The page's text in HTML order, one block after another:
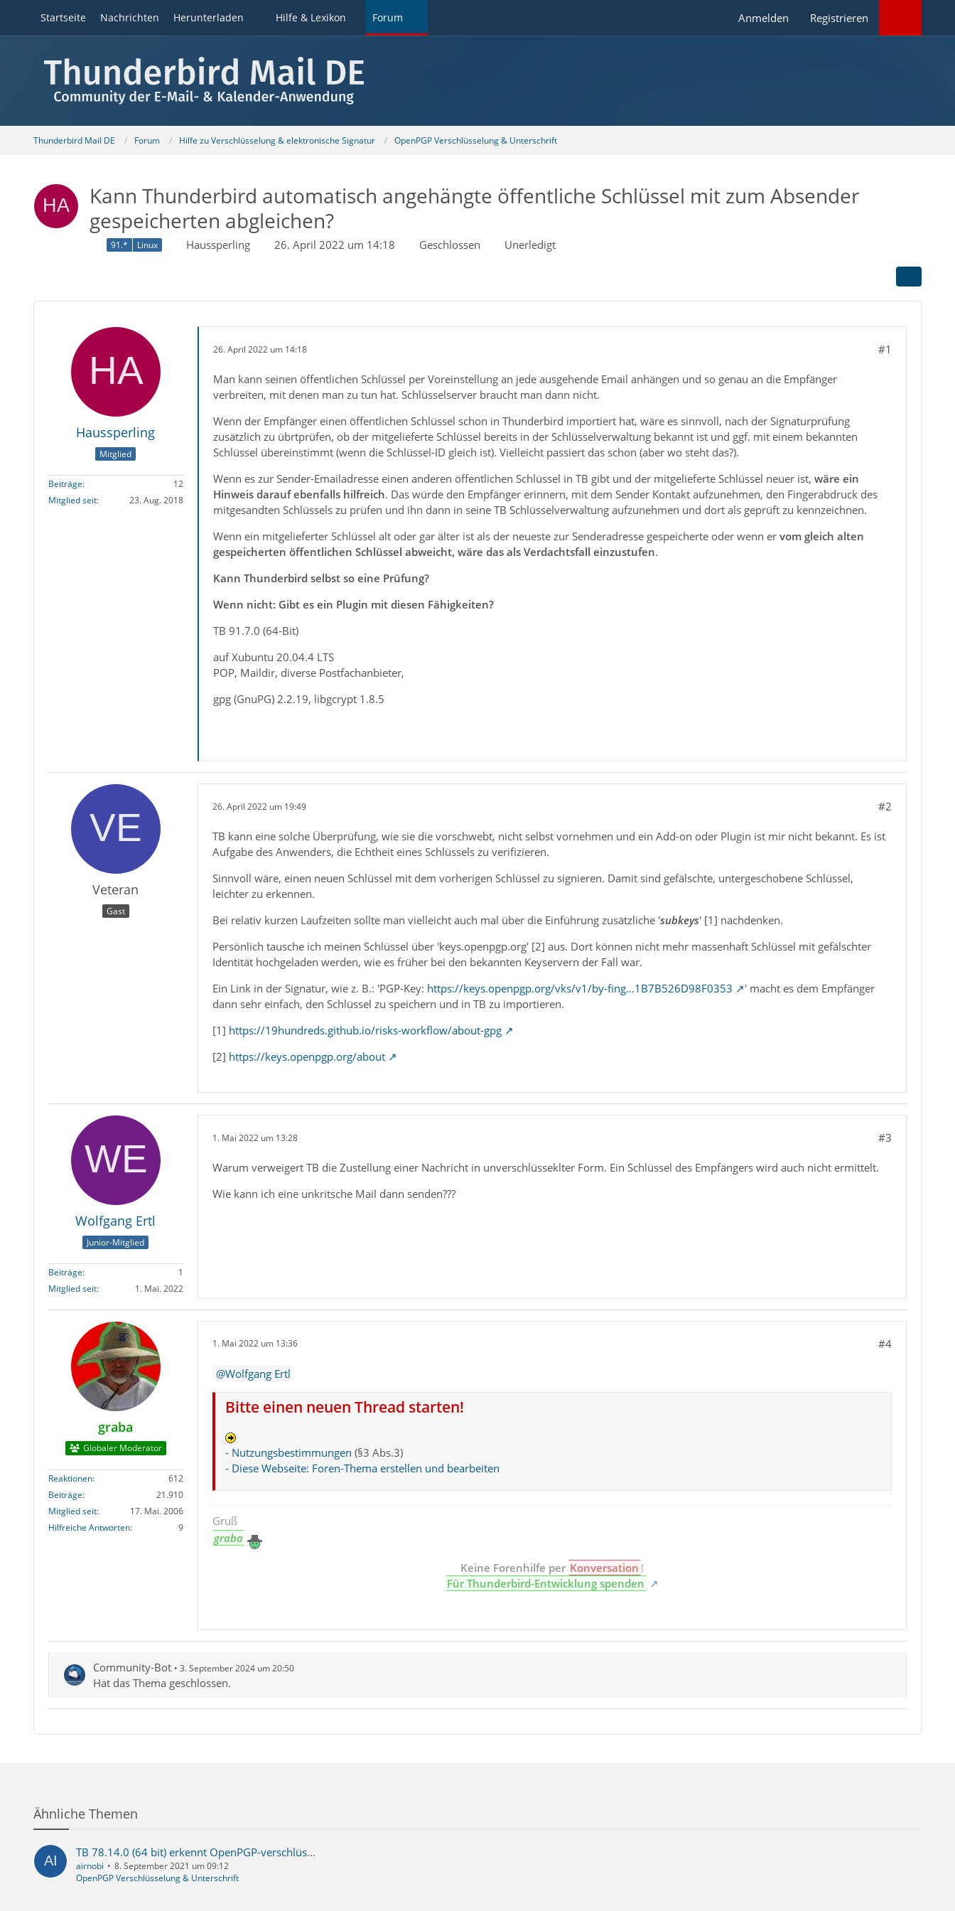
Startseite Nachrichten Herunterladen Hilfe & Lexikon Forum Anmelden Registrieren
Thunderbird Mail DE Forum Hilfe zu Verschlüsselung & elektronische Signatur OpenPGP Verschlüsselung & Unterschrift
Kann Thunderbird automatisch angehängte öffentliche Schlüssel mit zum Absender
gespeicherten abgleichen?
91.* Linux Haussperling 26. April 2022 um 14:18 Geschlossen Unerledigt
Haussperling
Mitglied
Beiträge
12
Mitglied seit
23. Aug. 2018
26. April 2022 um 14:18 #1
Man kann seinen öffentlichen Schlüssel per Voreinstellung an jede ausgehende Email anhängen und so genau an die Empfänger
verbreiten, mit denen man zu tun hat. Schlüsselserver braucht man dann nicht.
Wenn der Empfänger einen öffentlichen Schlüssel schon in Thunderbird importiert hat, wäre es sinnvoll, nach der Signaturprüfung
zusätzlich zu übrtprüfen, ob der mitgelieferte Schlüssel bereits in der Schlüsselverwaltung bekannt ist und ggf. mit einem bekannten
Schlüssel übereinstimmt (wenn die Schlüssel-ID gleich ist). Vielleicht passiert das schon (aber wo steht das?).
Wenn es zur Sender-Emailadresse einen anderen öffentlichen Schlüssel in TB gibt und der mitgelieferte Schlüssel neuer ist, wäre ein
Hinweis darauf ebenfalls hilfreich. Das würde den Empfänger erinnern, mit dem Sender Kontakt aufzunehmen, den Fingerabdruck des
mitgesandten Schlüssels zu prüfen und ihn dann in seine TB Schlüsselverwaltung aufzunehmen und dort als geprüft zu kennzeichnen.
Wenn ein mitgelieferter Schlüssel alt oder gar älter ist als der neueste zur Senderadresse gespeicherte oder wenn er vom gleich alten
gespeicherten öffentlichen Schlüssel abweicht, wäre das als Verdachtsfall einzustufen.
Kann Thunderbird selbst so eine Prüfung?
Wenn nicht: Gibt es ein Plugin mit diesen Fähigkeiten?
TB 91.7.0 (64-Bit)
auf Xubuntu 20.04.4 LTS
POP, Maildir, diverse Postfachanbieter,
gpg (GnuPG) 2.2.19, libgcrypt 1.8.5
Veteran
Gast
26. April 2022 um 19:49 #2
TB kann eine solche Überprüfung, wie sie die vorschwebt, nicht selbst vornehmen und ein Add-on oder Plugin ist mir nicht bekannt. Es ist
Aufgabe des Anwenders, die Echtheit eines Schlüssels zu verifizieren.
Sinnvoll wäre, einen neuen Schlüssel mit dem vorherigen Schlüssel zu signieren. Damit sind gefälschte, untergeschobene Schlüssel,
leichter zu erkennen.
Bei relativ kurzen Laufzeiten sollte man vielleicht auch mal über die Einführung zusätzliche 'subkeys' [1] nachdenken.
Persönlich tausche ich meinen Schlüssel über 'keys.openpgp.org' [2] aus. Dort können nicht mehr massenhaft Schlüssel mit gefälschter
Identität hochgeladen werden, wie es früher bei den bekannten Keyservern der Fall war.
Ein Link in der Signatur, wie z. B.: 'PGP-Key: https://keys.openpgp.org/vks/v1/by-fing…1B7B526D98F0353
' macht es dem Empfänger
dann sehr einfach, den Schlüssel zu speichern und in TB zu importieren.
[1] https://19hundreds.github.io/risks-workflow/about-gpg
[2] https://keys.openpgp.org/about
Wolfgang Ertl
Junior-Mitglied
Beiträge
1
Mitglied seit
1. Mai. 2022
1. Mai 2022 um 13:28 #3
Warum verweigert TB die Zustellung einer Nachricht in unverschlüsseklter Form. Ein Schlüssel des Empfängers wird auch nicht ermittelt.
Wie kann ich eine unkritsche Mail dann senden???
graba
Globaler Moderator
Reaktionen
612
Beiträge
21.910
Mitglied seit
17. Mai. 2006
Hilfreiche Antworten
9
1. Mai 2022 um 13:36 #4
Wolfgang Ertl
Bitte einen neuen Thread starten!
- Nutzungsbestimmungen (§3 Abs.3)
- Diese Webseite: Foren-Thema erstellen und bearbeiten
Gruß
graba
Keine Forenhilfe per Konversation !
Für Thunderbird-Entwicklung spenden
Community-Bot 3. September 2024 um 20:50
Hat das Thema geschlossen.
Ähnliche Themen
TB 78.14.0 (64 bit) erkennt OpenPGP-verschlüsselte nachricht nicht bzw. kann diese nicht entschlüsseln
airnobi
8. September 2021 um 09:12
OpenPGP Verschlüsselung & Unterschrift